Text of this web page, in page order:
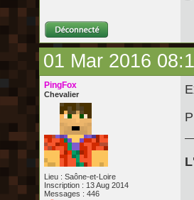
01 Mar 2016
PingFox
Chevalier
Lieu : Saône-et-Loire
Inscription : 13 Aug 2014
Messages : 446